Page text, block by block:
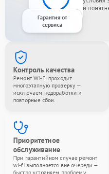
Гарантия от
сервиса
и
Контроль качества
Ремонт Wi-Fi проходит
многоэтапную проверку —
исключаем недоработки и
повторные сбои.
Приоритетное
обслуживание
При гарантийном случае ремонт
wi-fi выполняется вне очереди —
быстро устраняем проблему.